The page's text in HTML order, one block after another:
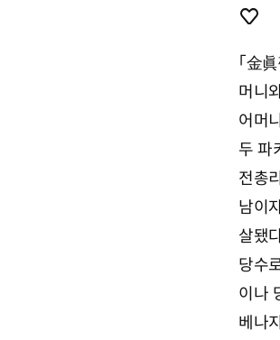
0
2
7
0
시
0
9
분
요
「金
머니
어머
두 파
전총
남이
살됐
당수
이나
베나